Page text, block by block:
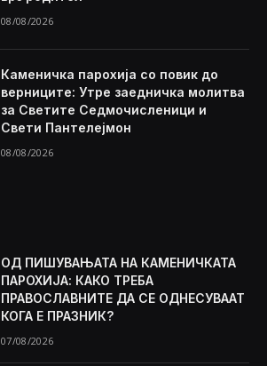
08/08/2026
Каменичка парохија со повик до
верниците: Утре заедничка молитва
за Светите Седмочисленици и
Свети Пантелејмон
08/08/2026
ОД ПИШУВАЊАТА НА КАМЕНИЧКАТА
ПАРОХИЈА: КАКО ТРЕБА
ПРАВОСЛАВНИТЕ ДА СЕ ОДНЕСУВААТ
КОГА Е ПРАЗНИК?
07/08/2026